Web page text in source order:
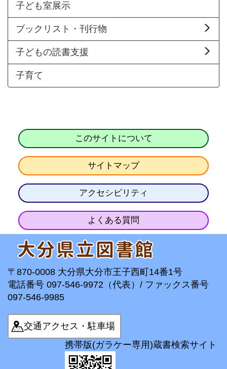
子ども室展示
ブックリスト・刊行物
子どもの読書支援
子育て
このサイトについて
サイトマップ
アクセシビリティ
よくある質問
〒870-0008 大分県大分市王子西町14番1号
電話番号 097-546-9972（代表）/ ファックス番号
097-546-9985
交通アクセス・駐車場
携帯版(ガラケー専用)蔵書検索サイト